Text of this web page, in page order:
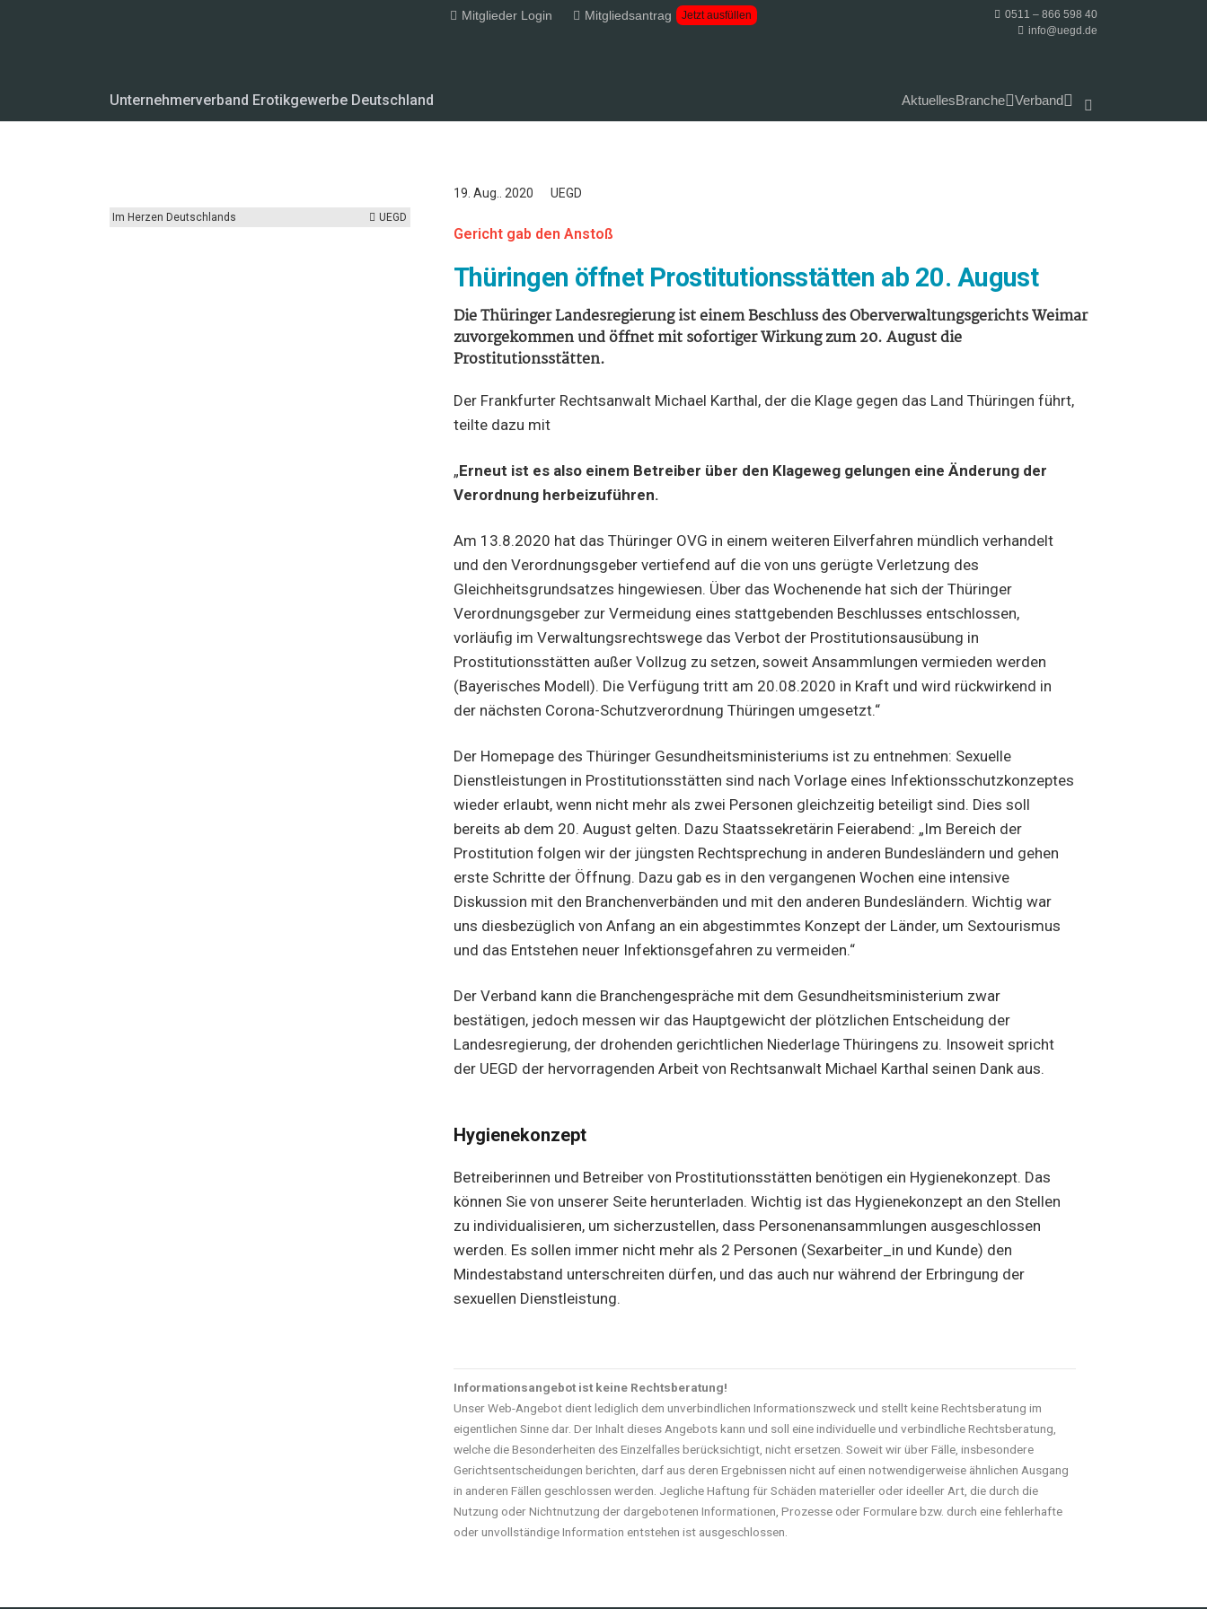
Mitglieder Login Mitgliedsantrag Jetzt ausfüllen
0511 – 866 598 40
info@uegd.de
Unternehmerverband Erotikgewerbe Deutschland AktuellesBranche Verband
Im Herzen Deutschlands UEGD
19. Aug.. 2020 UEGD
Gericht gab den Anstoß
Thüringen öffnet Prostitutionsstätten ab 20. August
Die Thüringer Landesregierung ist einem Beschluss des Oberverwaltungsgerichts Weimar
zuvorgekommen und öffnet mit sofortiger Wirkung zum 20. August die
Prostitutionsstätten.
Der Frankfurter Rechtsanwalt Michael Karthal, der die Klage gegen das Land Thüringen führt,
teilte dazu mit
„Erneut ist es also einem Betreiber über den Klageweg gelungen eine Änderung der
Verordnung herbeizuführen.
Am 13.8.2020 hat das Thüringer OVG in einem weiteren Eilverfahren mündlich verhandelt
und den Verordnungsgeber vertiefend auf die von uns gerügte Verletzung des
Gleichheitsgrundsatzes hingewiesen. Über das Wochenende hat sich der Thüringer
Verordnungsgeber zur Vermeidung eines stattgebenden Beschlusses entschlossen,
vorläufig im Verwaltungsrechtswege das Verbot der Prostitutionsausübung in
Prostitutionsstätten außer Vollzug zu setzen, soweit Ansammlungen vermieden werden
(Bayerisches Modell). Die Verfügung tritt am 20.08.2020 in Kraft und wird rückwirkend in
der nächsten Corona-Schutzverordnung Thüringen umgesetzt.“
Der Homepage des Thüringer Gesundheitsministeriums ist zu entnehmen: Sexuelle
Dienstleistungen in Prostitutionsstätten sind nach Vorlage eines Infektionsschutzkonzeptes
wieder erlaubt, wenn nicht mehr als zwei Personen gleichzeitig beteiligt sind. Dies soll
bereits ab dem 20. August gelten. Dazu Staatssekretärin Feierabend: „Im Bereich der
Prostitution folgen wir der jüngsten Rechtsprechung in anderen Bundesländern und gehen
erste Schritte der Öffnung. Dazu gab es in den vergangenen Wochen eine intensive
Diskussion mit den Branchenverbänden und mit den anderen Bundesländern. Wichtig war
uns diesbezüglich von Anfang an ein abgestimmtes Konzept der Länder, um Sextourismus
und das Entstehen neuer Infektionsgefahren zu vermeiden.“
Der Verband kann die Branchengespräche mit dem Gesundheitsministerium zwar
bestätigen, jedoch messen wir das Hauptgewicht der plötzlichen Entscheidung der
Landesregierung, der drohenden gerichtlichen Niederlage Thüringens zu. Insoweit spricht
der UEGD der hervorragenden Arbeit von Rechtsanwalt Michael Karthal seinen Dank aus.
Hygienekonzept
Betreiberinnen und Betreiber von Prostitutionsstätten benötigen ein Hygienekonzept. Das
können Sie von unserer Seite herunterladen. Wichtig ist das Hygienekonzept an den Stellen
zu individualisieren, um sicherzustellen, dass Personenansammlungen ausgeschlossen
werden. Es sollen immer nicht mehr als 2 Personen (Sexarbeiter_in und Kunde) den
Mindestabstand unterschreiten dürfen, und das auch nur während der Erbringung der
sexuellen Dienstleistung.
Informationsangebot ist keine Rechtsberatung!
Unser Web-Angebot dient lediglich dem unverbindlichen Informationszweck und stellt keine Rechtsberatung im
eigentlichen Sinne dar. Der Inhalt dieses Angebots kann und soll eine individuelle und verbindliche Rechtsberatung,
welche die Besonderheiten des Einzelfalles berücksichtigt, nicht ersetzen. Soweit wir über Fälle, insbesondere
Gerichtsentscheidungen berichten, darf aus deren Ergebnissen nicht auf einen notwendigerweise ähnlichen Ausgang
in anderen Fällen geschlossen werden. Jegliche Haftung für Schäden materieller oder ideeller Art, die durch die
Nutzung oder Nichtnutzung der dargebotenen Informationen, Prozesse oder Formulare bzw. durch eine fehlerhafte
oder unvollständige Information entstehen ist ausgeschlossen.